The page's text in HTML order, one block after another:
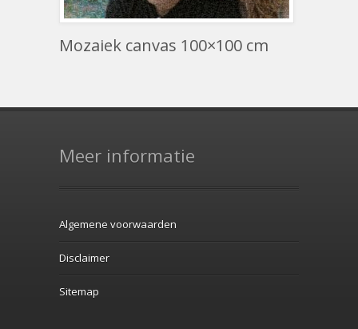
Mozaiek canvas 100×100 cm
Meer informatie
Algemene voorwaarden
Disclaimer
Sitemap